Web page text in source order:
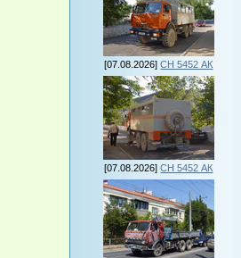
[07.08.2026]СН 5452 АК
[07.08.2026]СН 5452 АК